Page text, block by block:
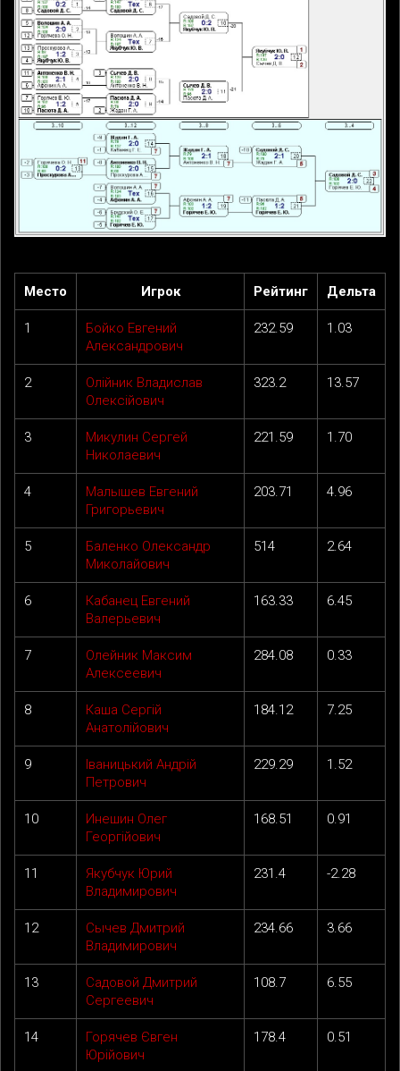
Место Игрок Рейтинг Дельта
1
Бойко Евгений
Александрович
232.59 1.03
2
Олійник Владислав
Олексійович
323.2 13.57
3
Микулин Сергей
Николаевич
221.59 1.70
4
Малышев Евгений
Григорьевич
203.71 4.96
5
Баленко Олександр
Миколайович
514 2.64
6
Кабанец Евгений
Валерьевич
163.33 6.45
7
Олейник Максим
Алексеевич
284.08 0.33
8
Каша Сергій
Анатолійович
184.12 7.25
9
Іваницький Андрій
Петрович
229.29 1.52
10
Инешин Олег
Георгійович
168.51 0.91
11
Якубчук Юрий
Владимирович
231.4 -2.28
12
Сычев Дмитрий
Владимирович
234.66 3.66
13
Садовой Дмитрий
Сергеевич
108.7 6.55
14
Горячев Євген
Юрійович
178.4 0.51